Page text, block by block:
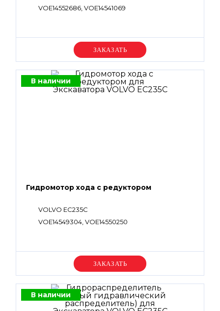
VOE14552686, VOE14541069
Уточняйте цену
В наличии
Гидромотор хода с редуктором
VOLVO EC235C
VOE14549304, VOE14550250
Уточняйте цену
В наличии